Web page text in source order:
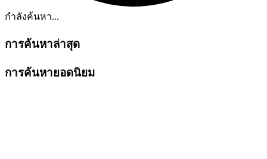
กำลังค้นหา...
การค้นหาล่าสุด
การค้นหายอดนิยม